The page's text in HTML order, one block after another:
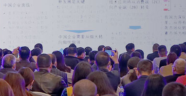
住宿信息
2022年活动
2023年活动
2024年活动
行业动态
合作媒体